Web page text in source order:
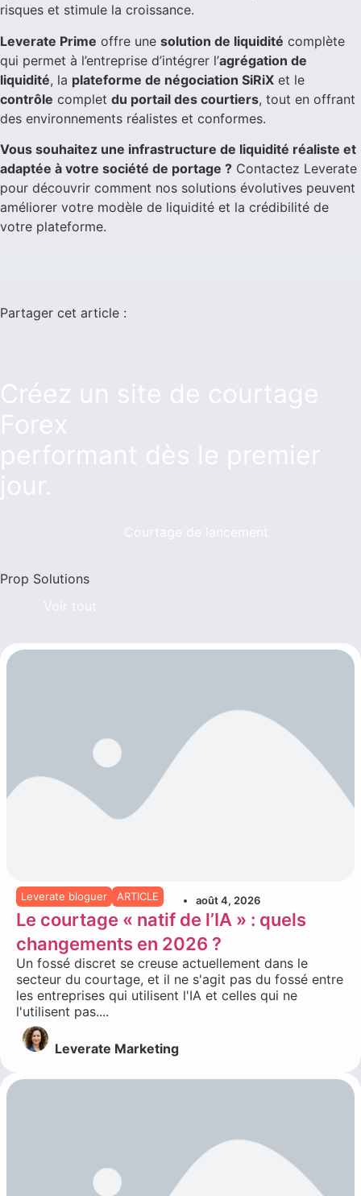
risques et stimule la croissance.
Leverate Prime offre une solution de liquidité complète
qui permet à l’entreprise d’intégrer l’agrégation de
liquidité, la plateforme de négociation SiRiX et le
contrôle complet du portail des courtiers, tout en offrant
des environnements réalistes et conformes.
Vous souhaitez une infrastructure de liquidité réaliste et
adaptée à votre société de portage ? Contactez Leverate
pour découvrir comment nos solutions évolutives peuvent
améliorer votre modèle de liquidité et la crédibilité de
votre plateforme.
Partager cet article :
Créez un site de courtage
Forex
performant dès le premier
jour.
Courtage de lancement
Prop Solutions
Voir tout
Leverate bloguer ARTICLE août 4, 2026
Le courtage « natif de l’IA » : quels
changements en 2026 ?
Un fossé discret se creuse actuellement dans le
secteur du courtage, et il ne s'agit pas du fossé entre
les entreprises qui utilisent l'IA et celles qui ne
l'utilisent pas....
Leverate Marketing